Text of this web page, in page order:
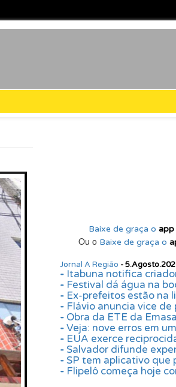
Baixe de graça oapp
Ou o Baixe de graça o
Jornal A Região -
- Itabuna notifica
- Festival dá água na
- Ex-prefeitos estão na
- Flávio anuncia vice de
- Obra da ETE da
- Veja: nove erros em
- EUA exerce
- Salvador difunde
- SP tem aplicativo que
- Flipelô começa hoje